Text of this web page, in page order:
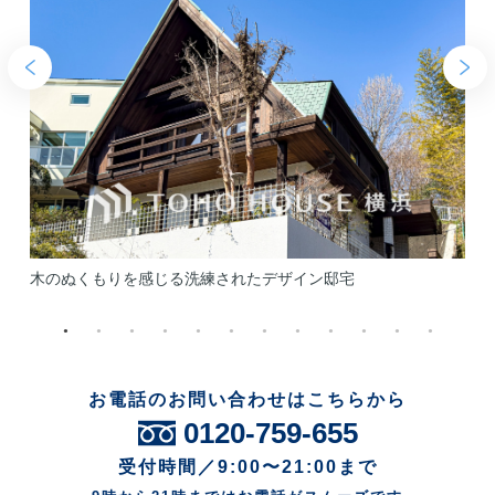
木のぬくもりを感じる洗練されたデザイン邸宅
お電話のお問い合わせはこちらから
0120-759-655
受付時間／9:00〜21:00まで